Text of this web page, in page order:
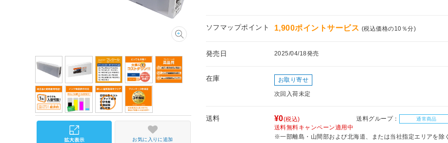
ソフマップポイント 1,900ポイントサービス (税込価格の10％分)
発売日 2025/04/18発売
在庫 お取り寄せ
次回入荷未定
送料 ¥0(税込) 送料グループ： 通常商品
送料無料キャンペーン適用中
※一部離島・山間部および北海道、または当社指定エリアを除く
お気に入りに追加